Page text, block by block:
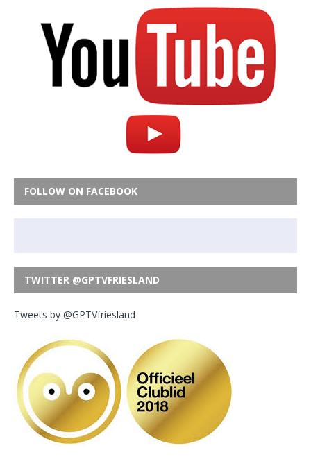
FOLLOW ON FACEBOOK
TWITTER @GPTVFRIESLAND
Tweets by @GPTVfriesland